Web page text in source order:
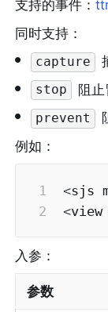
支持的事件：
同时支持：
• capture
• stop 阻
• prevent
例如：
<sjs
<
入参：
参数